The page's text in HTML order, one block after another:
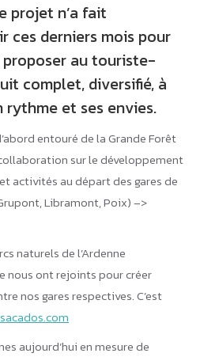
projet n’a fait
ces derniers mois pour
au touriste-
complet, diversifié, à
rythme et ses envies.
entouré de la Grande Forêt
sur le développement
activités au départ des gares de
Libramont, Poix) –>
naturels de l’Ardenne
nous ont rejoints pour créer
nos gares respectives. C’est
aujourd’hui en mesure de